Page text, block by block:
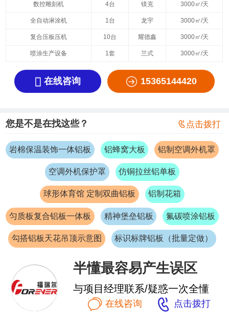
数控雕刻机 4台 镁克 3000㎡/天
全自动淋涂机 1台 龙宇 3000㎡/天
复合压板压机 10台 耀德鑫 3000㎡/天
喷涂生产设备 1套 兰式 3000㎡/天
 在线咨询  15365144420
您是不是在找这些？  点击拨打
岩棉保温装饰一体铝板 铝蜂窝大板 铝制空调外机罩
空调外机保护罩 仿铜拉丝铝单板
球形体育馆 定制双曲铝板 铝制花箱
匀质板复合铝板一体板 精神堡垒铝板 氟碳喷涂铝板
勾搭铝板天花吊顶示意图 标识标牌铝板（批量定做）
半懂最容易产生误区
与项目经理联系/疑惑一次全懂
 在线咨询  点击拨打